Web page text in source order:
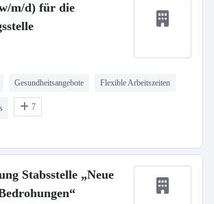
m/d) für die
Gesundheitsangebote Flexible Arbeitszeiten
7
Stabsstelle „Neue